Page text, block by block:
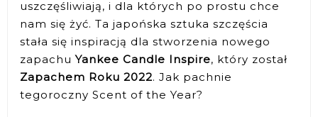
uszczęśliwiają, i dla których po prostu chce
nam się żyć. Ta japońska sztuka szczęścia
stała się inspiracją dla stworzenia nowego
zapachuYankee Candle Inspire, który został
Zapachem Roku 2022. Jak pachnie
tegoroczny Scent of the Year?